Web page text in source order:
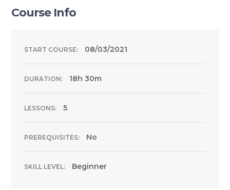
Course Info
START COURSE: 08/03/2021
DURATION: 18h 30m
LESSONS: 5
PREREQUISITES: No
SKILL LEVEL: Beginner